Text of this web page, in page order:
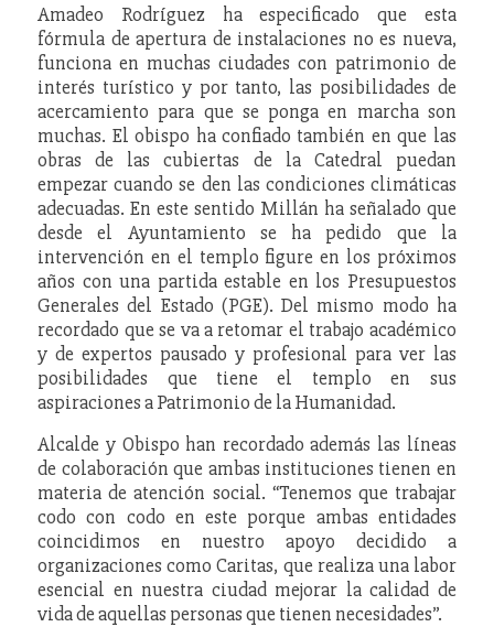
Amadeo Rodríguez ha especificado que esta
fórmula de apertura de instalaciones no es nueva,
funciona en muchas ciudades con patrimonio de
interés turístico y por tanto, las posibilidades de
acercamiento para que se ponga en marcha son
muchas. El obispo ha confiado también en que las
obras de las cubiertas de la Catedral puedan
empezar cuando se den las condiciones climáticas
adecuadas. En este sentido Millán ha señalado que
desde el Ayuntamiento se ha pedido que la
intervención en el templo figure en los próximos
años con una partida estable en los Presupuestos
Generales del Estado (PGE). Del mismo modo ha
recordado que se va a retomar el trabajo académico
y de expertos pausado y profesional para ver las
posibilidades que tiene el templo en sus
aspiraciones a Patrimonio de la Humanidad.
Alcalde y Obispo han recordado además las líneas
de colaboración que ambas instituciones tienen en
materia de atención social. “Tenemos que trabajar
codo con codo en este porque ambas entidades
coincidimos en nuestro apoyo decidido a
organizaciones como Caritas, que realiza una labor
esencial en nuestra ciudad mejorar la calidad de
vida de aquellas personas que tienen necesidades”.